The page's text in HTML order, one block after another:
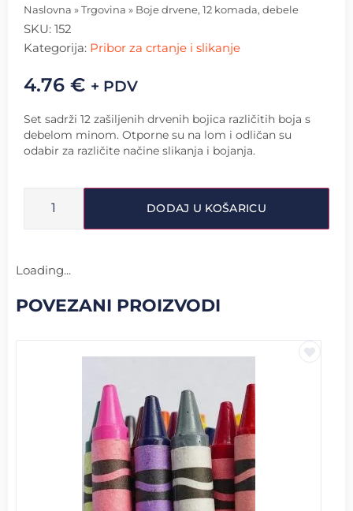
Naslovna » Trgovina » Boje drvene, 12 komada, debele
SKU: 152
Kategorija: Pribor za crtanje i slikanje
4.76 € + PDV
Set sadrži 12 zašiljenih drvenih bojica različitih boja s
debelom minom. Otporne su na lom i odličan su
odabir za različite načine slikanja i bojanja.
DODAJ U KOŠARICU
Loading...
POVEZANI PROIZVODI